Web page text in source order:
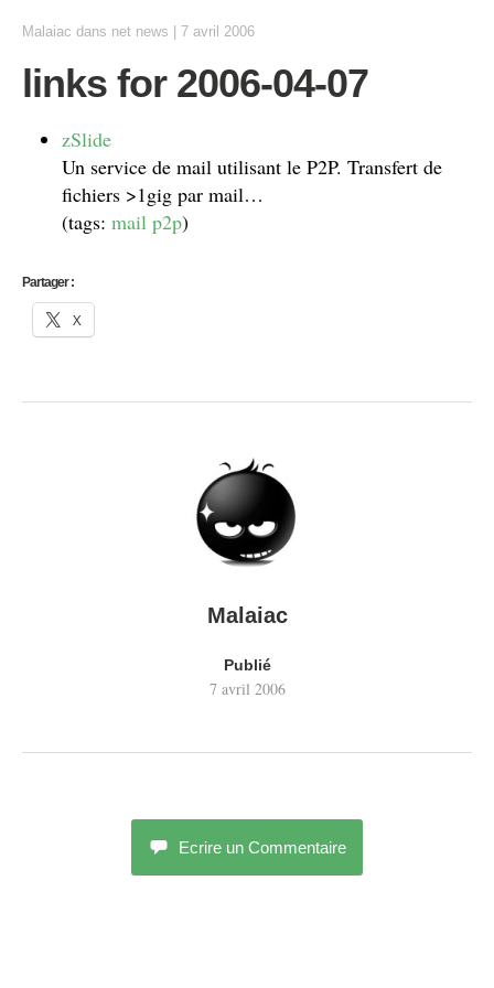
Malaiac dans net news 7 avril 2006
links for 2006-04-07
zSlide
Un service de mail utilisant le P2P. Transfert de
fichiers >1gig par mail…
(tags: mail p2p)
Partager :
X
Malaiac
Publié
7 avril 2006
Ecrire un Commentaire